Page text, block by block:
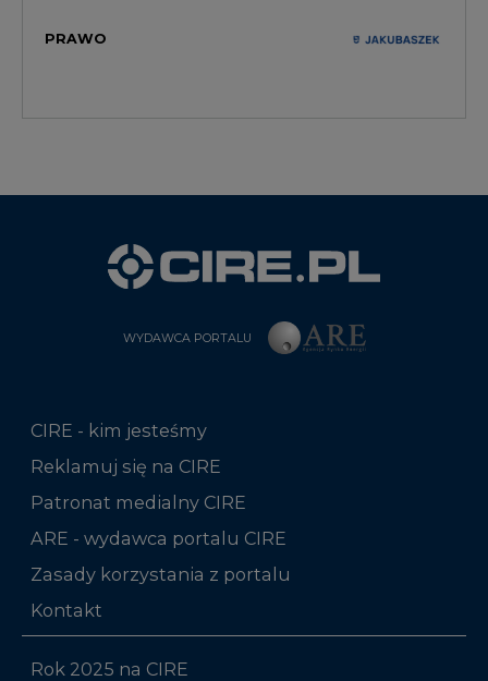
PRAWO
WYDAWCA PORTALU
CIRE - kim jesteśmy
Reklamuj się na CIRE
Patronat medialny CIRE
ARE - wydawca portalu CIRE
Zasady korzystania z portalu
Kontakt
Rok 2025 na CIRE